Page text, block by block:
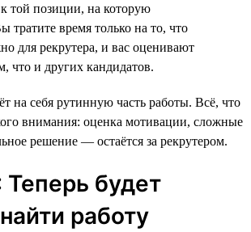
той позиции, на которую
тратите время только на то, что
для рекрутера, и вас оценивают
что и других кандидатов.
на себя рутинную часть работы. Всё, что
внимания: оценка мотивации, сложные
решение — остаётся за рекрутером.
будет
работу